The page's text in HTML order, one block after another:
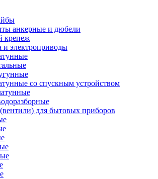
анкерные и дюбели
крепеж
и электроприводы
со спускным устройством
для бытовых приборов